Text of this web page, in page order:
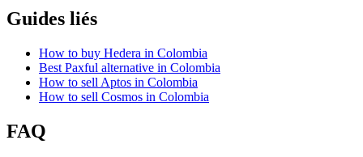
Guides liés
How to buy Hedera in Colombia
Best Paxful alternative in Colombia
How to sell Aptos in Colombia
How to sell Cosmos in Colombia
FAQ